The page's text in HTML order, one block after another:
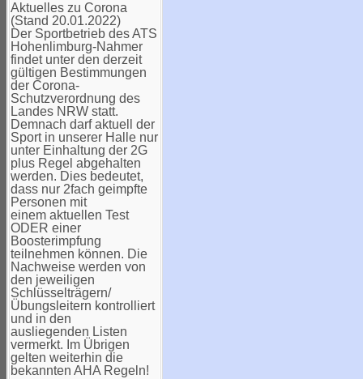
Aktuelles zu Corona
(Stand 20.01.2022)
Der Sportbetrieb des ATS
Hohenlimburg-Nahmer
findet unter den derzeit
gültigen Bestimmungen
der Corona-
Schutzverordnung des
Landes NRW statt.
Demnach darf aktuell der
Sport in unserer Halle nur
unter Einhaltung der 2G
plus Regel abgehalten
werden. Dies bedeutet,
dass nur 2fach geimpfte
Personen mit
einem aktuellen Test
ODER einer
Boosterimpfung
teilnehmen können. Die
Nachweise werden von
den jeweiligen
Schlüsselträgern/
Übungsleitern kontrolliert
und in den
ausliegenden Listen
vermerkt. Im Übrigen
gelten weiterhin die
bekannten AHA Regeln!